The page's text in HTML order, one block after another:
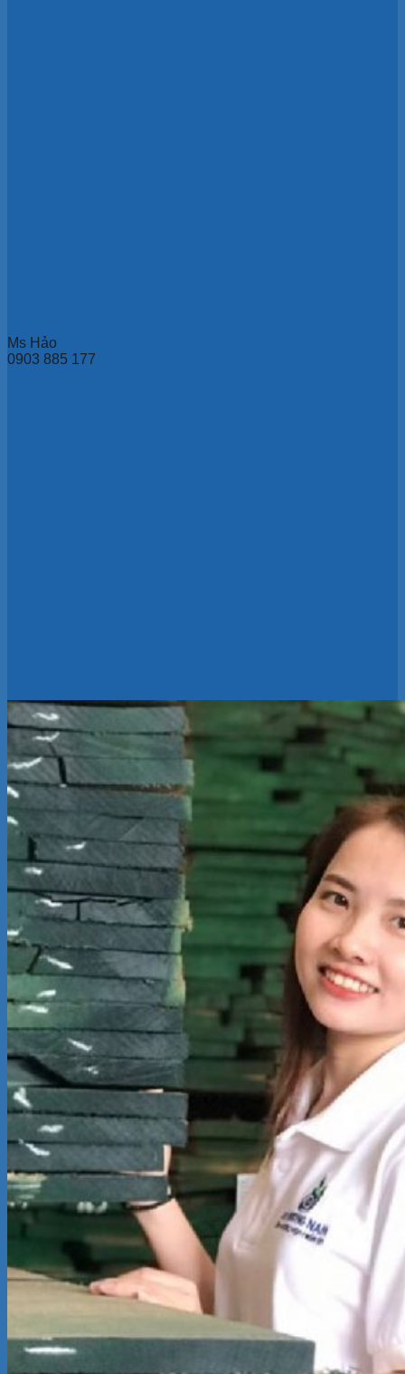
Ms Hảo
0903 885 177